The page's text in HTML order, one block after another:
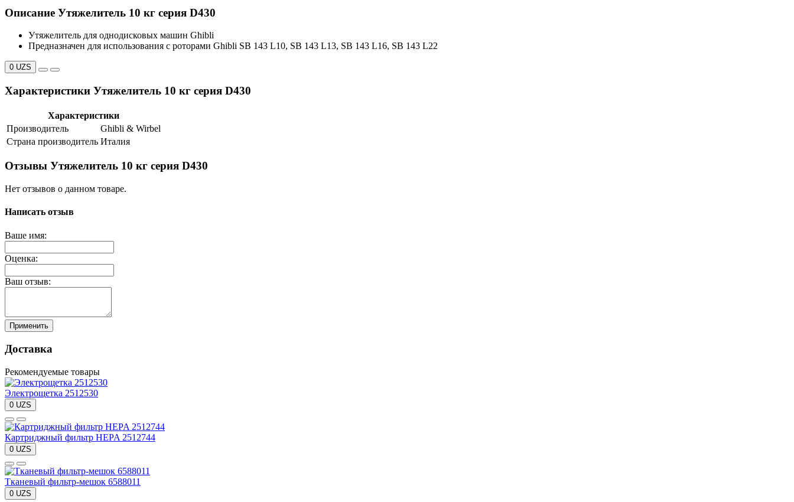
Описание Утяжелитель 10 кг серия D430
Утяжелитель для однодисковых машин Ghibli
Предназначен для использования с роторами Ghibli SB 143 L10, SB 143 L13, SB 143 L16, SB 143 L22
0 UZS
Характеристики Утяжелитель 10 кг серия D430
Характеристики
Производитель
Ghibli & Wirbel
Страна производитель Италия
Отзывы Утяжелитель 10 кг серия D430
Нет отзывов о данном товаре.
Написать отзыв
Ваше имя:
Оценка:
Ваш отзыв:
Применить
Доставка
Рекомендуемые товары
Электрощетка 2512530
0 UZS
Картриджный фильтр HEPA 2512744
0 UZS
Тканевый фильтр-мешок 6588011
0 UZS